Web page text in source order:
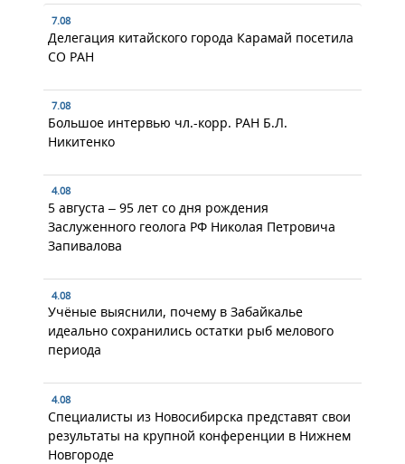
7.08
Делегация китайского города Карамай посетила
СО РАН
7.08
Большое интервью чл.-корр. РАН Б.Л.
Никитенко
4.08
5 августа – 95 лет со дня рождения
Заслуженного геолога РФ Николая Петровича
Запивалова
4.08
Учёные выяснили, почему в Забайкалье
идеально сохранились остатки рыб мелового
периода
4.08
Специалисты из Новосибирска представят свои
результаты на крупной конференции в Нижнем
Новгороде